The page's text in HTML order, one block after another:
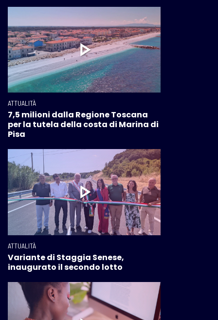
ATTUALITÀ
7,5 milioni dalla Regione Toscana
per la tutela della costa di Marina di
Pisa
ATTUALITÀ
Variante di Staggia Senese,
inaugurato il secondo lotto